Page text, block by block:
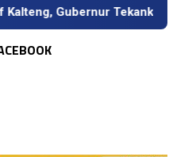
Tekankan Kerja